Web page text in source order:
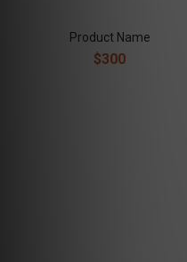
Product Name
$300